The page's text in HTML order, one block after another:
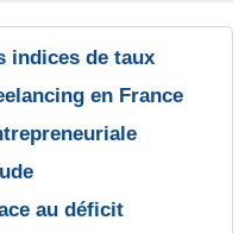
indices de taux
en France
au déficit